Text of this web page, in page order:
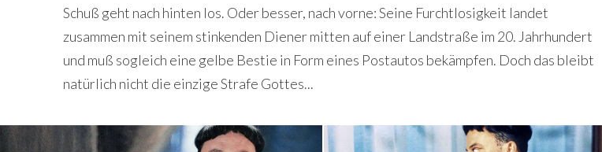
Schuß geht nach hinten los. Oder besser, nach vorne: Seine Furchtlosigkeit landet
zusammen mit seinem stinkenden Diener mitten auf einer Landstraße im 20. Jahrhundert
und muß sogleich eine gelbe Bestie in Form eines Postautos bekämpfen. Doch das bleibt
natürlich nicht die einzige Strafe Gottes...